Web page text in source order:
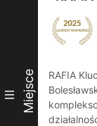
III Miejsce
RAFIA